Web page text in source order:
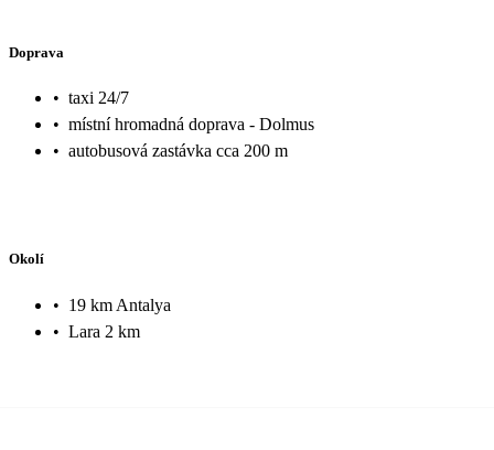
Doprava
• taxi 24/7
• místní hromadná doprava - Dolmus
• autobusová zastávka cca 200 m
Okolí
• 19 km Antalya
• Lara 2 km